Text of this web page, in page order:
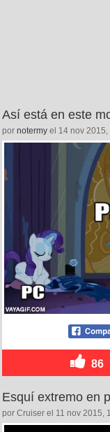
Así está en este
por notermy el 14 nov 2015,
86
Esquí extremo en
por Cruiser el 11 nov 2015,